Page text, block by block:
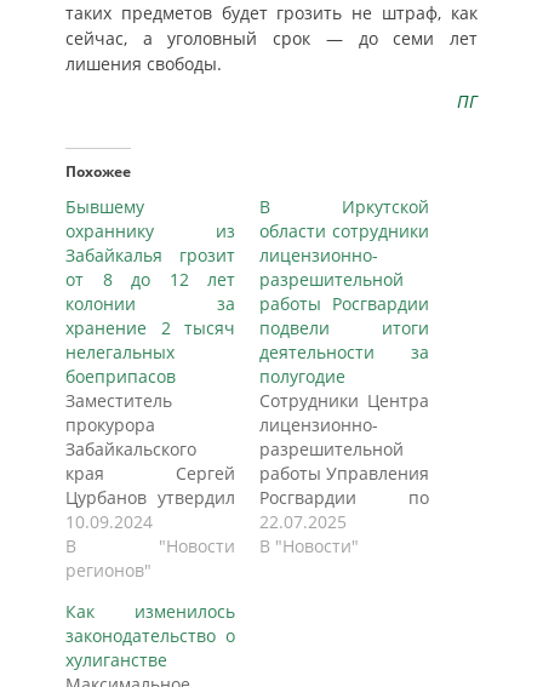
таких предметов будет грозить не штраф, как
сейчас, а уголовный срок — до семи лет
лишения свободы.
ПГ
Похожее
Бывшему
охраннику из
Забайкалья грозит
от 8 до 12 лет
колонии за
хранение 2 тысяч
нелегальных
боеприпасов
Заместитель
прокурора
Забайкальского
края Сергей
Цурбанов утвердил
обвинительное
заключение по
уголовному делу в
жителей Иркутской
области и города
Читы. Они
10.09.2024
В "Новости
регионов"
В Иркутской
области сотрудники
лицензионно-
разрешительной
работы Росгвардии
подвели итоги
деятельности за
полугодие
Сотрудники Центра
лицензионно-
разрешительной
работы Управления
Росгвардии по
Иркутской области
подвели итоги
22.07.2025
В "Новости"
Как изменилось
законодательство о
хулиганстве